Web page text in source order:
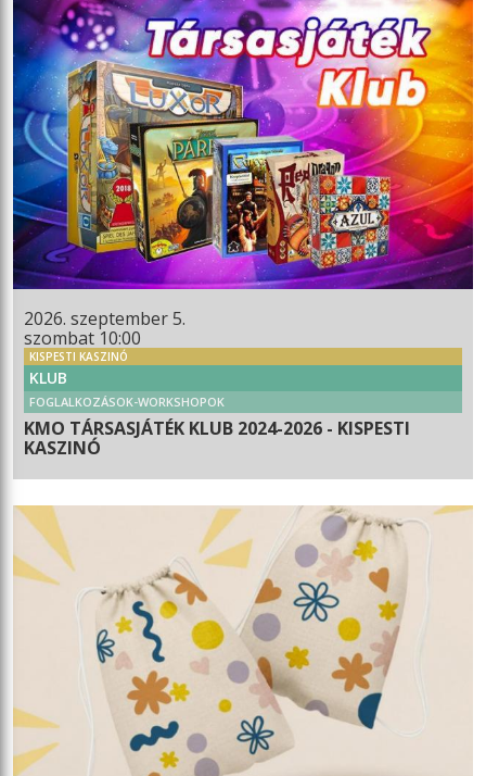
2026. szeptember 5.
szombat 10:00
KISPESTI KASZINÓ
KLUB
FOGLALKOZÁSOK-WORKSHOPOK
KMO TÁRSASJÁTÉK KLUB 2024-2026 - KISPESTI
KASZINÓ